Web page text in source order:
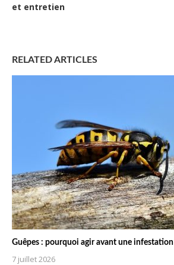
et entretien
RELATED ARTICLES
Guêpes : pourquoi agir avant une infestation
7 juillet 2026